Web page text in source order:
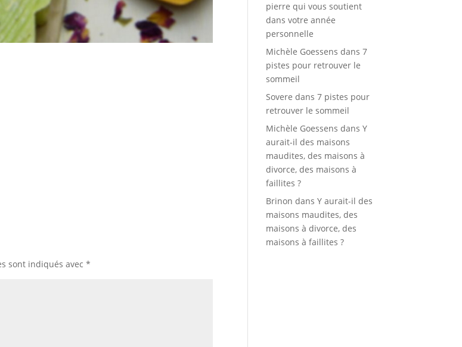
sont indiqués avec*
pierre qui vous soutient
dans votre année
personnelle
Michèle Goessens dans7
pistes pour retrouver le
sommeil
Sovere dans7 pistes pour
retrouver le sommeil
Michèle Goessens dansY
aurait-il des maisons
maudites, des maisons à
divorce, des maisons à
faillites ?
Brinon dansY aurait-il des
maisons maudites, des
maisons à divorce, des
maisons à faillites ?